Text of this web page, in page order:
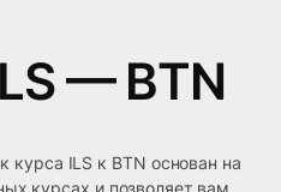
— BTN
курса ILS к BTN основан на